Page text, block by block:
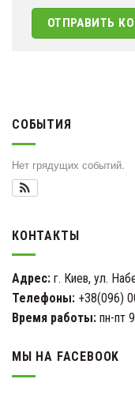
СОБЫТИЯ
Нет грядущих событий.
КОНТАКТЫ
Адрес: г. Киев, ул.
Телефоны: +38(096)
Время работы: пн-пт
МЫ НА FACEBOOK